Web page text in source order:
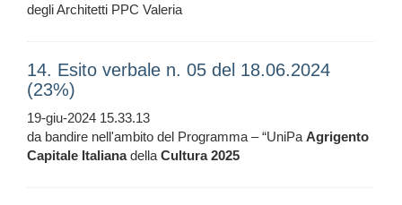
degli Architetti PPC Valeria
14. Esito verbale n. 05 del 18.06.2024
(23%)
19-giu-2024 15.33.13
da bandire nell'ambito del Programma – “UniPaAgrigento
Capitale ItalianadellaCultura 2025